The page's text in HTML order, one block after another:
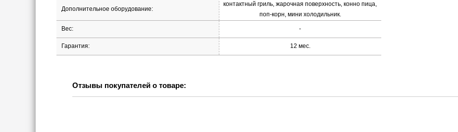
Дополнительное оборудование:
контактный гриль, жарочная поверхность, конно пица,
поп-корн, мини холодильник.
Вес: -
Гарантия: 12 мес.
Отзывы покупателей о товаре: